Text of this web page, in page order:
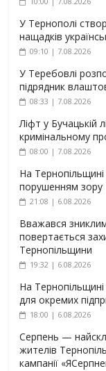
У Тернополі
нащадків
09:10 | 7.08.2026
У Теребовлі
підрядник
08:33 | 7.08.2026
Ліфт у Бучацькій
кримінальному
08:00 | 7.08.2026
На
порушенням зору
21:08 | 6.08.2026
Вважався
повертається
Тернопільщини
19:32 | 6.08.2026
На
для окремих
18:00 | 6.08.2026
Серпень —
жителів
кампанії